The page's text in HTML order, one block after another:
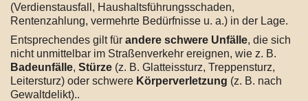
(Verdienstausfall, Haushaltsführungsschaden,
Rentenzahlung, vermehrte Bedürfnisse u. a.) in der Lage.
Entsprechendes gilt für andere schwere Unfälle, die sich
nicht unmittelbar im Straßenverkehr ereignen, wie z. B.
Badeunfälle, Stürze (z. B. Glatteissturz, Treppensturz,
Leitersturz) oder schwere Körperverletzung (z. B. nach
Gewaltdelikt)..